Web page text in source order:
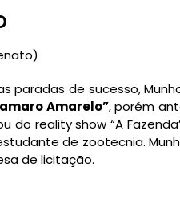
paradas de sucesso,
Amarelo”, porém
do reality show “A
de zootecnia.
de licitação.